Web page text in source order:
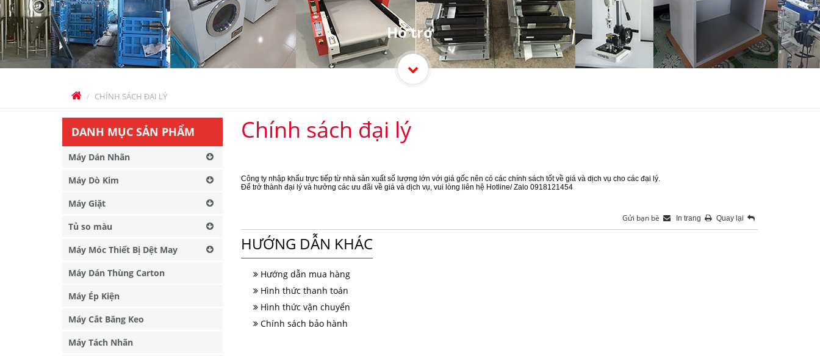
CHÍNH SÁCH ĐẠI LÝ
Hổ trợ
Chính sách đại lý
Công ty nhập khẩu trực tiếp từ nhà sản xuất số lượng lớn với giá gốc nên có các chính sách tốt về giá và dịch vụ cho các đại lý.
Để trở thành đại lý và hưởng các ưu đãi về giá và dịch vụ, vui lòng liên hệ Hotline/ Zalo 0918121454
Gửi bạn bè In trang Quay lại
HƯỚNG DẪN KHÁC
Hướng dẫn mua hàng
Hình thức thanh toán
Hình thức vận chuyển
Chính sách bảo hành
DANH MỤC SẢN PHẨM
Máy Dán Nhãn
Máy Dò Kim
Máy Giặt
Tủ so màu
Máy Móc Thiết Bị Dệt May
Máy Dán Thùng Carton
Máy Ép Kiện
Máy Cắt Băng Keo
Máy Tách Nhãn